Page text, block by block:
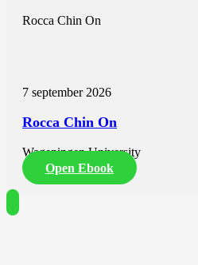
Rocca Chin On
7 september 2026
Rocca Chin On
Wageningen University
Open Ebook